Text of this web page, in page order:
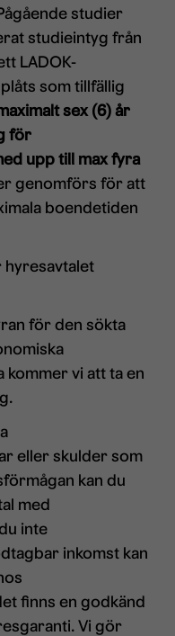
studier
studieintyg från
LADOK-
som tillfällig
sex (6) år
för
upp till max fyra
genomförs för att
boendetiden
hyresavtalet
för den sökta
kommer vi att ta en
eller skulder som
kan du
med
inte
inkomst kan
finns en godkänd
Vi gör